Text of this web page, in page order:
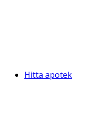
Hitta apotek